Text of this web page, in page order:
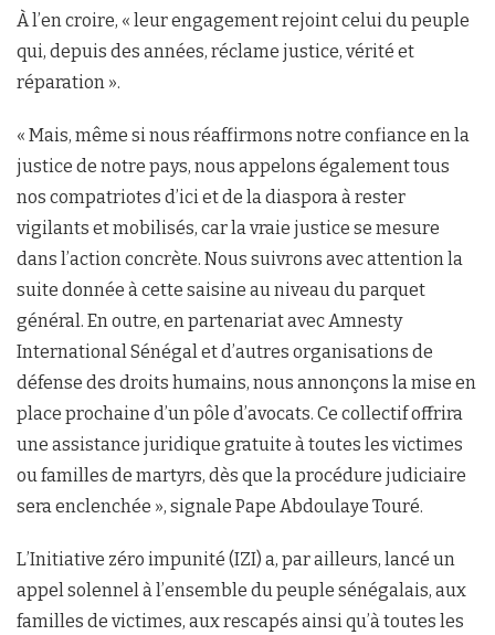
À l’en croire, « leur engagement rejoint celui du peuple
qui, depuis des années, réclame justice, vérité et
réparation ».
« Mais, même si nous réaffirmons notre confiance en la
justice de notre pays, nous appelons également tous
nos compatriotes d’ici et de la diaspora à rester
vigilants et mobilisés, car la vraie justice se mesure
dans l’action concrète. Nous suivrons avec attention la
suite donnée à cette saisine au niveau du parquet
général. En outre, en partenariat avec Amnesty
International Sénégal et d’autres organisations de
défense des droits humains, nous annonçons la mise en
place prochaine d’un pôle d’avocats. Ce collectif offrira
une assistance juridique gratuite à toutes les victimes
ou familles de martyrs, dès que la procédure judiciaire
sera enclenchée », signale Pape Abdoulaye Touré.
L’Initiative zéro impunité (IZI) a, par ailleurs, lancé un
appel solennel à l’ensemble du peuple sénégalais, aux
familles de victimes, aux rescapés ainsi qu’à toutes les